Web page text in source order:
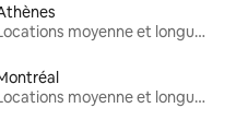
Locations moyenne et longue durée
Locations moyenne et longue durée